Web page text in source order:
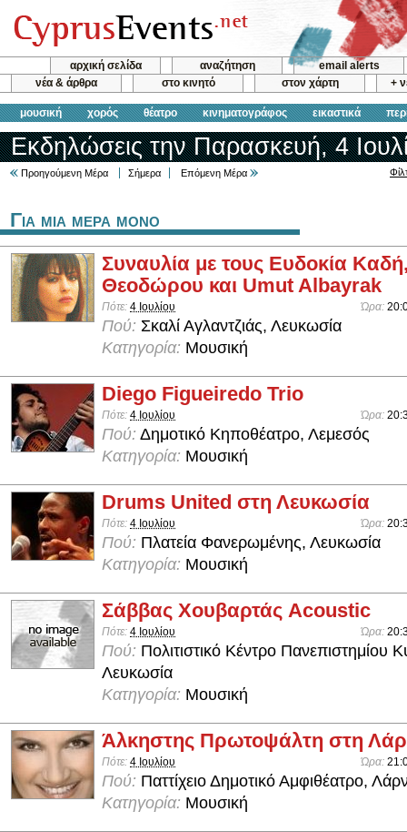
αρχική σελίδα αναζήτηση
email alerts
νέα & άρθρα
στο κινητό στον χάρτη +
μουσική χορός θέατρο κινηματογράφος εικαστικά
Εκδηλώσεις την Παρασκευή, 4
Προηγούμενη Μέρα Σήμερα Επόμενη Μέρα
Για μια μερα μονο
Συναυλία με τους Ευδοκία
Θεοδώρου και Umut Albayrak
Πότε: 4 Ιουλίου Ώρα:
Πού: Σκαλί Αγλαντζιάς, Λευκωσία
Κατηγορία: Μουσική
Diego Figueiredo Trio
Πότε: 4 Ιουλίου Ώρα:
Πού: Δημοτικό Κηποθέατρο, Λεμεσός
Κατηγορία: Μουσική
Drums United στη Λευκωσία
Πότε: 4 Ιουλίου Ώρα:
Πού: Πλατεία Φανερωμένης, Λευκωσία
Κατηγορία: Μουσική
Σάββας Χουβαρτάς Acoustic
Πότε: 4 Ιουλίου Ώρα:
Πού: Πολιτιστικό Κέντρο Πανεπιστημίου
Λευκωσία
Κατηγορία: Μουσική
Άλκηστης Πρωτοψάλτη στη
Πότε: 4 Ιουλίου Ώρα:
Πού: Παττίχειο Δημοτικό Αμφιθέατρο,
Κατηγορία: Μουσική